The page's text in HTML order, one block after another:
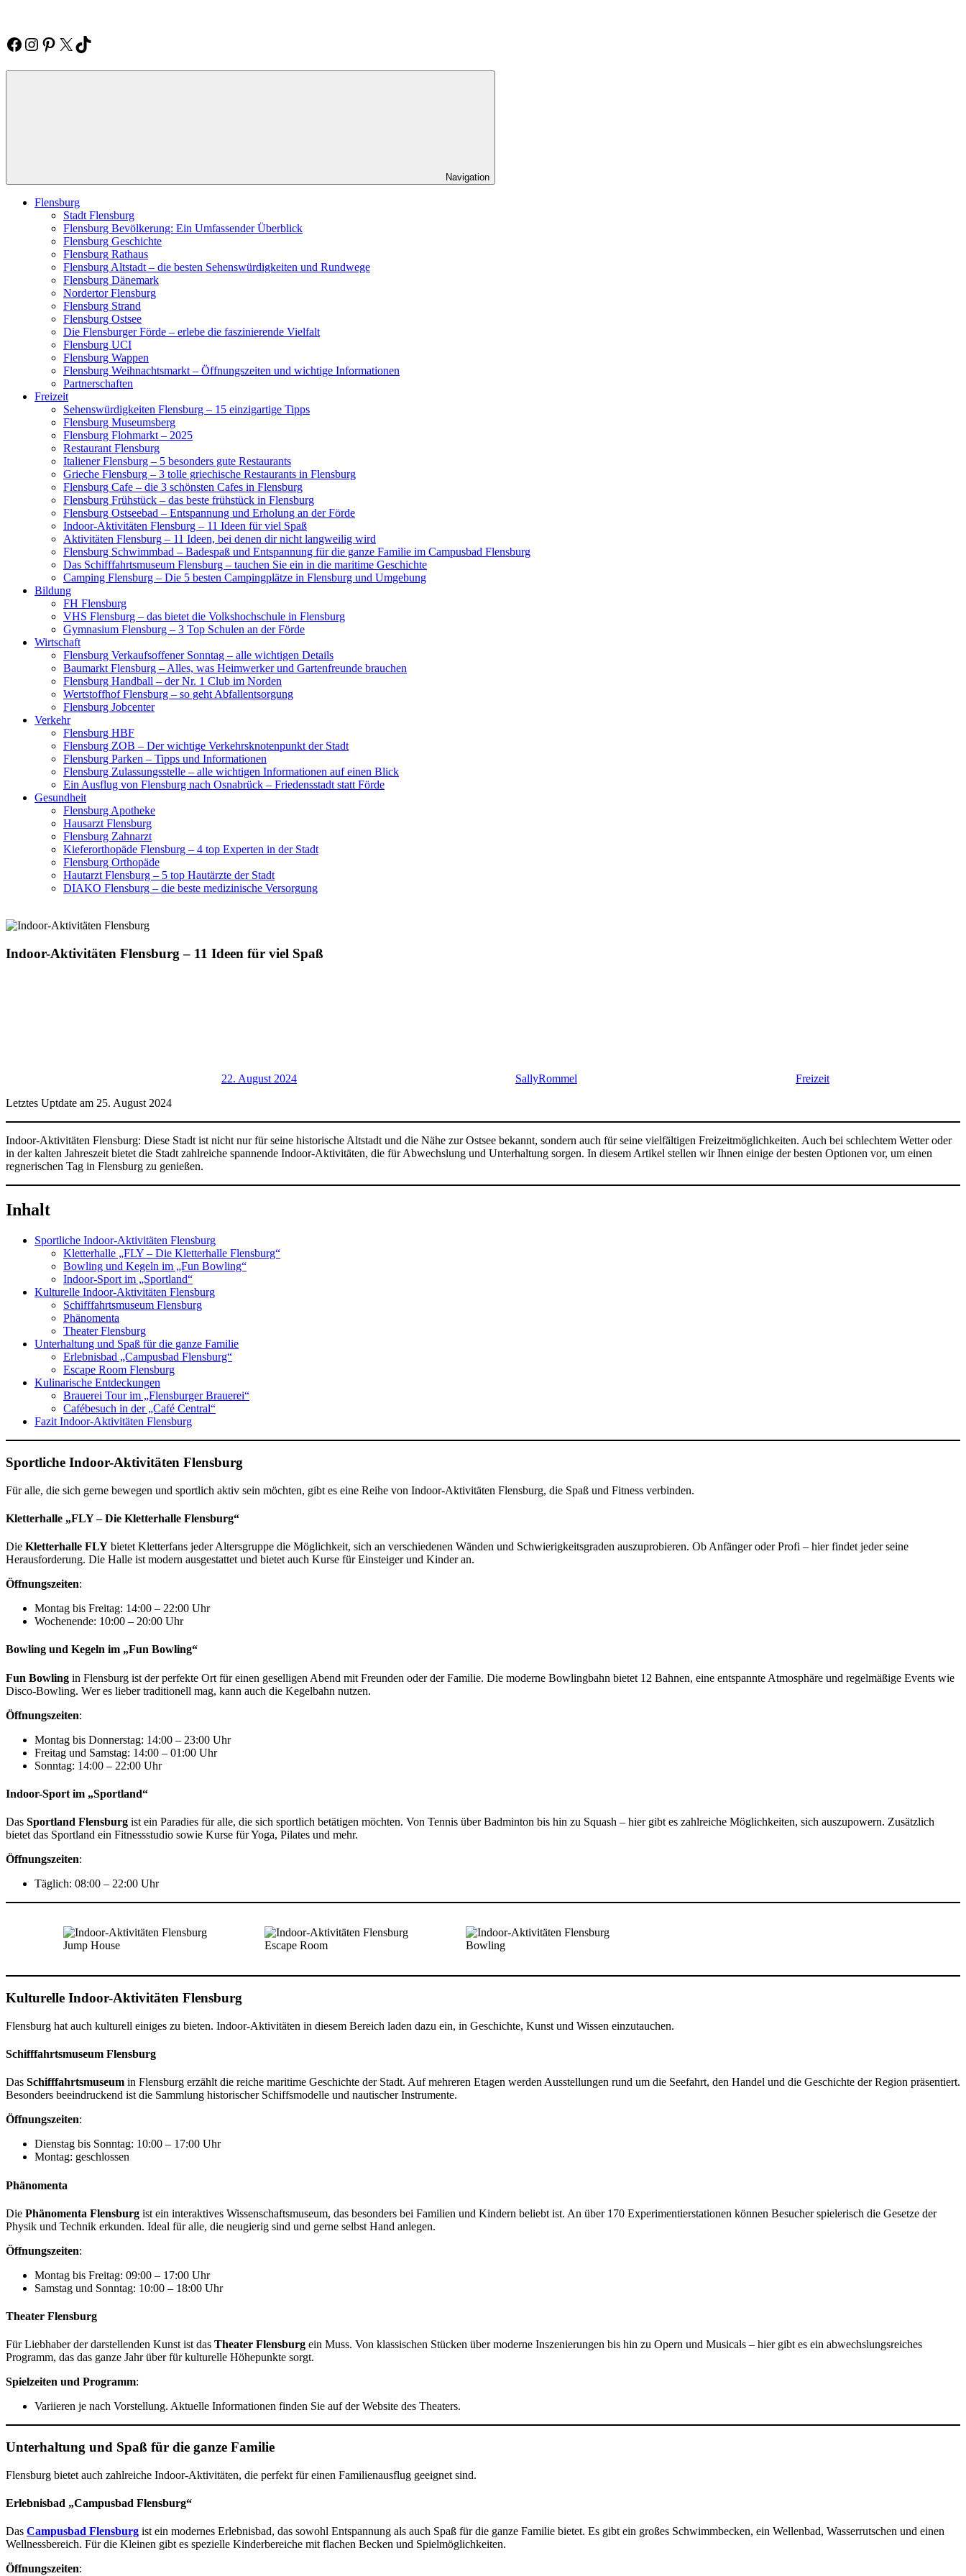
springen
Flensburg
–
Facebook
Instagram
Pinterest
X TikTok
Navigation
Flensburg
Stadt Flensburg
Flensburg Bevölkerung: Ein Umfassender Überblick
Flensburg Geschichte
Flensburg Rathaus
Flensburg Altstadt – die besten Sehenswürdigkeiten und Rundwege
Flensburg Dänemark
Nordertor Flensburg
Flensburg Strand
Flensburg Ostsee
Die Flensburger Förde – erlebe die faszinierende Vielfalt
Flensburg UCI
Flensburg Wappen
Flensburg Weihnachtsmarkt – Öffnungszeiten und wichtige Informationen
Partnerschaften
Freizeit
Sehenswürdigkeiten Flensburg – 15 einzigartige Tipps
Flensburg Museumsberg
Flensburg Flohmarkt – 2025
Restaurant Flensburg
Italiener Flensburg – 5 besonders gute Restaurants
Grieche Flensburg – 3 tolle griechische Restaurants in Flensburg
Flensburg Cafe – die 3 schönsten Cafes in Flensburg
Flensburg Frühstück – das beste frühstück in Flensburg
Flensburg Ostseebad – Entspannung und Erholung an der Förde
Indoor-Aktivitäten Flensburg – 11 Ideen für viel Spaß
Aktivitäten Flensburg – 11 Ideen, bei denen dir nicht langweilig wird
Flensburg Schwimmbad – Badespaß und Entspannung für die ganze Familie im Campusbad Flensburg
Das Schifffahrtsmuseum Flensburg – tauchen Sie ein in die maritime Geschichte
Camping Flensburg – Die 5 besten Campingplätze in Flensburg und Umgebung
Bildung
FH Flensburg
VHS Flensburg – das bietet die Volkshochschule in Flensburg
Gymnasium Flensburg – 3 Top Schulen an der Förde
Wirtschaft
Flensburg Verkaufsoffener Sonntag – alle wichtigen Details
Baumarkt Flensburg – Alles, was Heimwerker und Gartenfreunde brauchen
Flensburg Handball – der Nr. 1 Club im Norden
Wertstoffhof Flensburg – so geht Abfallentsorgung
Flensburg Jobcenter
Verkehr
Flensburg HBF
Flensburg ZOB – Der wichtige Verkehrsknotenpunkt der Stadt
Flensburg Parken – Tipps und Informationen
Flensburg Zulassungsstelle – alle wichtigen Informationen auf einen Blick
Ein Ausflug von Flensburg nach Osnabrück – Friedensstadt statt Förde
Gesundheit
Flensburg Apotheke
Hausarzt Flensburg
Flensburg Zahnarzt
Kieferorthopäde Flensburg – 4 top Experten in der Stadt
Flensburg Orthopäde
Hautarzt Flensburg – 5 top Hautärzte der Stadt
DIAKO Flensburg – die beste medizinische Versorgung
Indoor-Aktivitäten Flensburg – 11 Ideen für viel Spaß
22. August 2024 SallyRommel
Freizeit
Letztes Uptdate am 25. August 2024
Indoor-Aktivitäten Flensburg: Diese Stadt ist nicht nur für seine historische Altstadt und die Nähe zur Ostsee bekannt, sondern auch für seine vielfältigen Freizeitmöglichkeiten. Auch bei schlechtem Wetter oder
in der kalten Jahreszeit bietet die Stadt zahlreiche spannende Indoor-Aktivitäten, die für Abwechslung und Unterhaltung sorgen. In diesem Artikel stellen wir Ihnen einige der besten Optionen vor, um einen
regnerischen Tag in Flensburg zu genießen.
Inhalt
Sportliche Indoor-Aktivitäten Flensburg
Kletterhalle „FLY – Die Kletterhalle Flensburg“
Bowling und Kegeln im „Fun Bowling“
Indoor-Sport im „Sportland“
Kulturelle Indoor-Aktivitäten Flensburg
Schifffahrtsmuseum Flensburg
Phänomenta
Theater Flensburg
Unterhaltung und Spaß für die ganze Familie
Erlebnisbad „Campusbad Flensburg“
Escape Room Flensburg
Kulinarische Entdeckungen
Brauerei Tour im „Flensburger Brauerei“
Cafébesuch in der „Café Central“
Fazit Indoor-Aktivitäten Flensburg
Sportliche Indoor-Aktivitäten Flensburg
Für alle, die sich gerne bewegen und sportlich aktiv sein möchten, gibt es eine Reihe von Indoor-Aktivitäten Flensburg, die Spaß und Fitness verbinden.
Kletterhalle „FLY – Die Kletterhalle Flensburg“
Die Kletterhalle FLY bietet Kletterfans jeder Altersgruppe die Möglichkeit, sich an verschiedenen Wänden und Schwierigkeitsgraden auszuprobieren. Ob Anfänger oder Profi – hier findet jeder seine
Herausforderung. Die Halle ist modern ausgestattet und bietet auch Kurse für Einsteiger und Kinder an.
Öffnungszeiten:
Montag bis Freitag: 14:00 – 22:00 Uhr
Wochenende: 10:00 – 20:00 Uhr
Bowling und Kegeln im „Fun Bowling“
Fun Bowling in Flensburg ist der perfekte Ort für einen geselligen Abend mit Freunden oder der Familie. Die moderne Bowlingbahn bietet 12 Bahnen, eine entspannte Atmosphäre und regelmäßige Events wie
Disco-Bowling. Wer es lieber traditionell mag, kann auch die Kegelbahn nutzen.
Öffnungszeiten:
Montag bis Donnerstag: 14:00 – 23:00 Uhr
Freitag und Samstag: 14:00 – 01:00 Uhr
Sonntag: 14:00 – 22:00 Uhr
Indoor-Sport im „Sportland“
Das Sportland Flensburg ist ein Paradies für alle, die sich sportlich betätigen möchten. Von Tennis über Badminton bis hin zu Squash – hier gibt es zahlreiche Möglichkeiten, sich auszupowern. Zusätzlich
bietet das Sportland ein Fitnessstudio sowie Kurse für Yoga, Pilates und mehr.
Öffnungszeiten:
Täglich: 08:00 – 22:00 Uhr
Jump House Escape Room Bowling
Kulturelle Indoor-Aktivitäten Flensburg
Flensburg hat auch kulturell einiges zu bieten. Indoor-Aktivitäten in diesem Bereich laden dazu ein, in Geschichte, Kunst und Wissen einzutauchen.
Schifffahrtsmuseum Flensburg
Das Schifffahrtsmuseum in Flensburg erzählt die reiche maritime Geschichte der Stadt. Auf mehreren Etagen werden Ausstellungen rund um die Seefahrt, den Handel und die Geschichte der Region präsentiert.
Besonders beeindruckend ist die Sammlung historischer Schiffsmodelle und nautischer Instrumente.
Öffnungszeiten:
Dienstag bis Sonntag: 10:00 – 17:00 Uhr
Montag: geschlossen
Phänomenta
Die Phänomenta Flensburg ist ein interaktives Wissenschaftsmuseum, das besonders bei Familien und Kindern beliebt ist. An über 170 Experimentierstationen können Besucher spielerisch die Gesetze der
Physik und Technik erkunden. Ideal für alle, die neugierig sind und gerne selbst Hand anlegen.
Öffnungszeiten:
Montag bis Freitag: 09:00 – 17:00 Uhr
Samstag und Sonntag: 10:00 – 18:00 Uhr
Theater Flensburg
Für Liebhaber der darstellenden Kunst ist das Theater Flensburg ein Muss. Von klassischen Stücken über moderne Inszenierungen bis hin zu Opern und Musicals – hier gibt es ein abwechslungsreiches
Programm, das das ganze Jahr über für kulturelle Höhepunkte sorgt.
Spielzeiten und Programm:
Variieren je nach Vorstellung. Aktuelle Informationen finden Sie auf derWebsite des Theaters.
Unterhaltung und Spaß für die ganze Familie
Flensburg bietet auch zahlreiche Indoor-Aktivitäten, die perfekt für einen Familienausflug geeignet sind.
Erlebnisbad „Campusbad Flensburg“
Das Campusbad Flensburg ist ein modernes Erlebnisbad, das sowohl Entspannung als auch Spaß für die ganze Familie bietet. Es gibt ein großes Schwimmbecken, ein Wellenbad, Wasserrutschen und einen
Wellnessbereich. Für die Kleinen gibt es spezielle Kinderbereiche mit flachen Becken und Spielmöglichkeiten.
Öffnungszeiten: